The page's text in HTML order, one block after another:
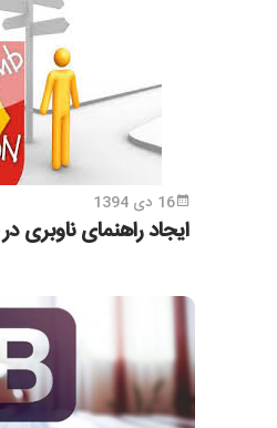
16 دی 1394
ایجاد راهنمای ناوبری در Bootstrap